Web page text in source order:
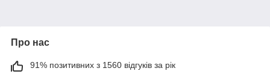
Про нас
91% позитивних з 1560 відгуків за рік